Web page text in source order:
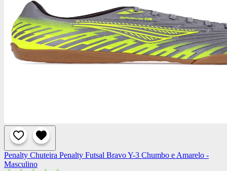
Penalty Chuteira Penalty Futsal Bravo Y-3 Chumbo e Amarelo -
Masculino